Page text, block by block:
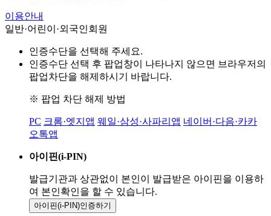
이용안내
일반·어린이·외국인회원
인증수단을 선택해 주세요.
인증수단 선택 후 팝업창이 나타나지 않으면 브라우저의
팝업차단을 해제하시기 바랍니다.
※ 팝업 차단 해제 방법
PC 크롬·엣지앱 웨일·삼성·사파리앱 네이버·다음·카카
오톡앱
아이핀(i-PIN)
발급기관과 상관없이 본인이 발급받은 아이핀을 이용하
여 본인확인을 할 수 있습니다.
아이핀(i-PIN)인증하기